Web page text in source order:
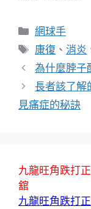
分
類
網球手
標
籤
康復 、消炎
為什麼脖子
長者該了解
見痛症的秘訣
九龍旺角跌打
舘
九龍旺角跌打